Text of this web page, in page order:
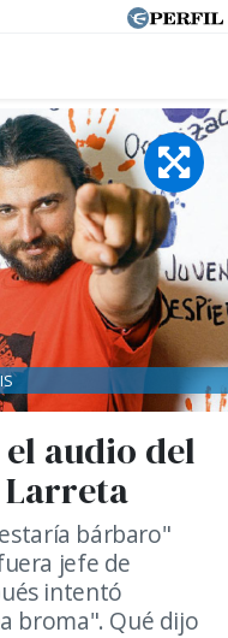
el audio del
bárbaro"
jefe de
intentó
broma". Qué dijo